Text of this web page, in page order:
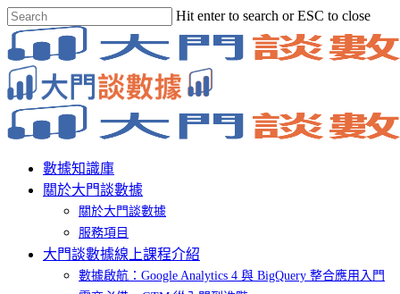
Skip
to
main
content
Hit enter to search or ESC to close
Close
Search
Menu
數據知識庫
關於大門談數據
關於大門談數據
服務項目
大門談數據線上課程介紹
數據啟航：Google Analytics 4 與 BigQuery 整合應用入門